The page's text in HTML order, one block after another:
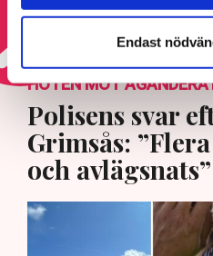
Endast
Läs mer om den
HOTEN MOT
Polisens svar
Grimsås:
och avlägsnats”